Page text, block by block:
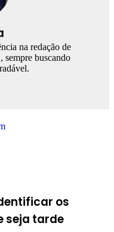
na redação de
sempre buscando
os
seja tarde